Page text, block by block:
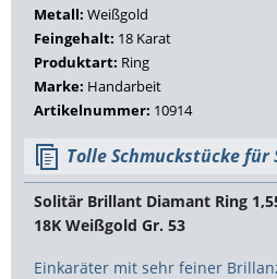
Metall: Weißgold
Feingehalt: 18 Karat
Produktart: Ring
Marke: Handarbeit
Artikelnummer: 10914
Tolle Schmuckstücke für
Solitär Brillant Diamant Ring
18K Weißgold Gr. 53
Einkaräter mit sehr feiner